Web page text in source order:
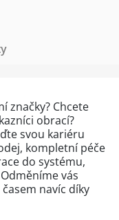
značky? Chcete
obrací?
svou kariéru
kompletní péče
do systému,
vás
navíc díky